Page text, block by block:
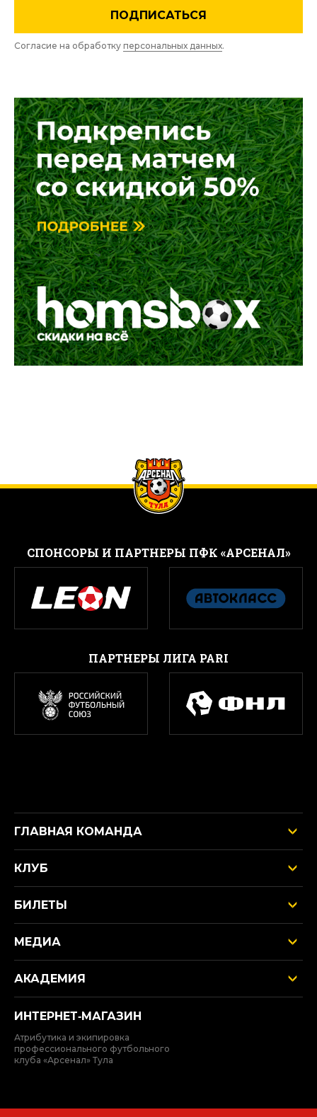
ПОДПИСАТЬСЯ
Согласие на обработку персональных данных.
CПОНСОРЫ И ПАРТНЕРЫ ПФК «АРСЕНАЛ»
ПАРТНЕРЫ ЛИГА PARI
ГЛАВНАЯ КОМАНДА
КЛУБ
БИЛЕТЫ
МЕДИА
АКАДЕМИЯ
ИНТЕРНЕТ‑МАГАЗИН
Атрибутика и экипировка
профессионального футбольного
клуба «Арсенал» Тула